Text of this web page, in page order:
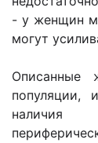
- у женщин
могут
Описанные
популяции,
наличия